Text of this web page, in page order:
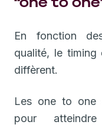
En fonction
qualité, le
diffèrent.
Les one to one
pour